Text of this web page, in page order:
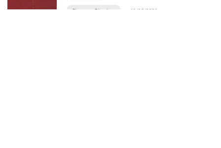
Chương Phụ Lục 19/05/2020